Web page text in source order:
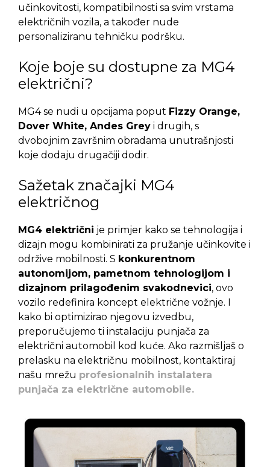
učinkovitosti, kompatibilnosti sa svim vrstama
električnih vozila, a također nude
personaliziranu tehničku podršku.
Koje boje su dostupne za MG4
električni?
MG4 se nudi u opcijama poput Fizzy Orange,
Dover White, Andes Grey i drugih, s
dvobojnim završnim obradama unutrašnjosti
koje dodaju drugačiji dodir.
Sažetak značajki MG4
električnog
MG4 električni je primjer kako se tehnologija i
dizajn mogu kombinirati za pružanje učinkovite i
održive mobilnosti. S konkurentnom
autonomijom, pametnom tehnologijom i
dizajnom prilagođenim svakodnevici, ovo
vozilo redefinira koncept električne vožnje. I
kako bi optimizirao njegovu izvedbu,
preporučujemo ti instalaciju punjača za
električni automobil kod kuće. Ako razmišljaš o
prelasku na električnu mobilnost, kontaktiraj
našu mrežu profesionalnih instalatera
punjača za električne automobile.